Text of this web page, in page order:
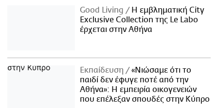
Good Living
Η εμβληματική City
Exclusive Collection της Le Labo
έρχεται στην Αθήνα
Εκπαίδευση
«Νιώσαμε ότι το
παιδί δεν έφυγε ποτέ από την
Αθήνα»: Η εμπειρία οικογενειών
που επέλεξαν σπουδές στην Κύπρο